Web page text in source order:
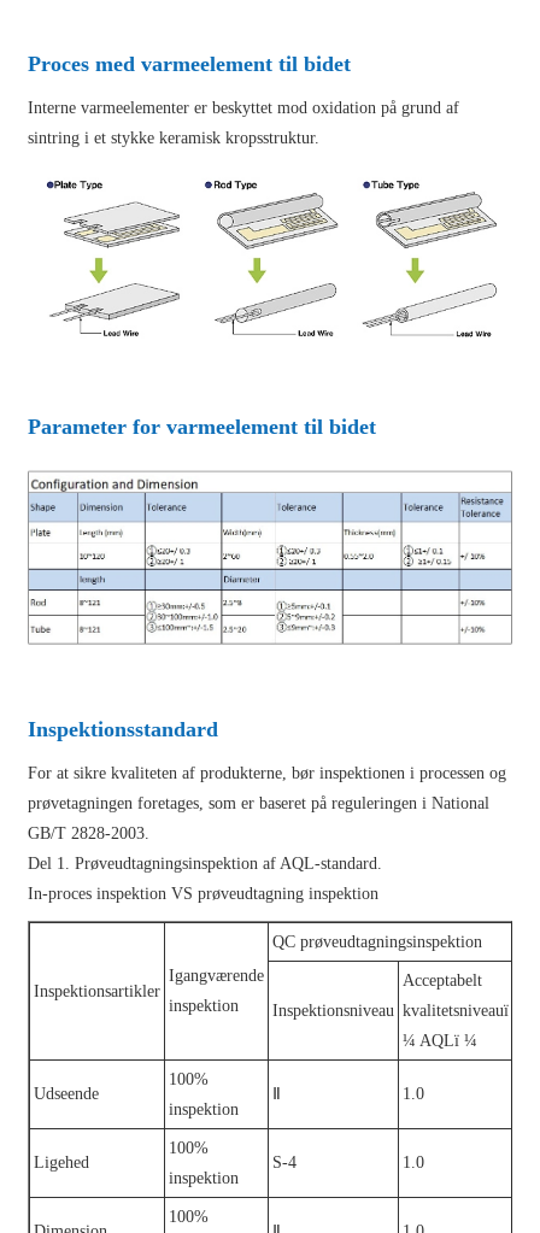
Proces med varmeelement til bidet
Interne varmeelementer er beskyttet mod oxidation på grund af
sintring i et stykke keramisk kropsstruktur.
Parameter for varmeelement til bidet
Inspektionsstandard
For at sikre kvaliteten af ​​produkterne, bør inspektionen i processen og
prøvetagningen foretages, som er baseret på reguleringen i National
GB/T 2828-2003.
Del 1. Prøveudtagningsinspektion af AQL-standard.
In-proces inspektion VS prøveudtagning inspektion
Inspektionsartikler
Igangværende
inspektion
QC prøveudtagningsinspektion
Inspektionsniveau
Acceptabelt
kvalitetsniveauï
¼ AQLï ¼
Udseende
100%
inspektion
1.0
Ligehed
100%
inspektion
S-4 1.0
100%